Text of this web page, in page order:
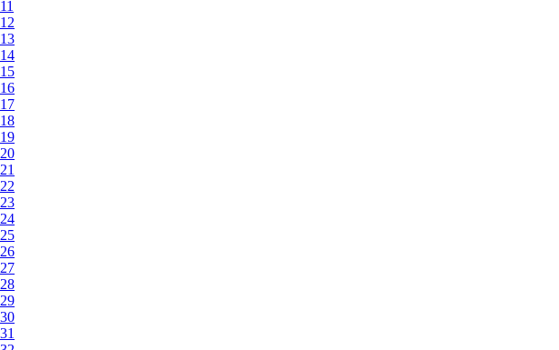
11
12
13
14
15
16
17
18
19
20
21
22
23
24
25
26
27
28
29
30
31